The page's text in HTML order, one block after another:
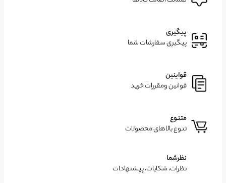
پیگیری
پیگیری سفارشات شما
قواینین
قوانین ومقررات خرید
متنوع
تنوع بالاهای محصولات
نظرشما
نظرات، شکایات، پیشنهادات